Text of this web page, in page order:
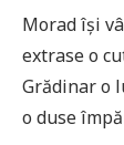
Morad își
extrase o
Grădinar o
o duse